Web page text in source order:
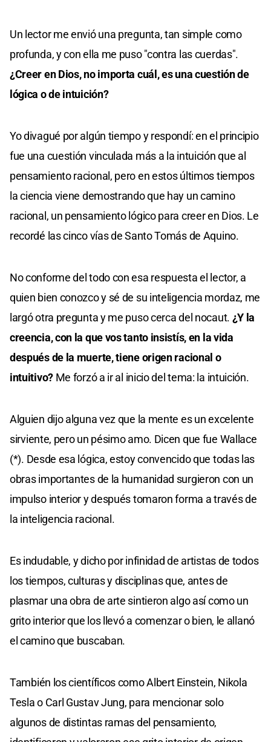
Un lector me envió una pregunta, tan simple como
profunda, y con ella me puso "contra las cuerdas".
¿Creer en Dios, no importa cuál, es una cuestión de
lógica o de intuición?
Yo divagué por algún tiempo y respondí: en el principio
fue una cuestión vinculada más a la intuición que al
pensamiento racional, pero en estos últimos tiempos
la ciencia viene demostrando que hay un camino
racional, un pensamiento lógico para creer en Dios. Le
recordé las cinco vías de Santo Tomás de Aquino.
No conforme del todo con esa respuesta el lector, a
quien bien conozco y sé de su inteligencia mordaz, me
largó otra pregunta y me puso cerca del nocaut. ¿Y la
creencia, con la que vos tanto insistís, en la vida
después de la muerte, tiene origen racional o
intuitivo? Me forzó a ir al inicio del tema: la intuición.
Alguien dijo alguna vez que la mente es un excelente
sirviente, pero un pésimo amo. Dicen que fue Wallace
(*). Desde esa lógica, estoy convencido que todas las
obras importantes de la humanidad surgieron con un
impulso interior y después tomaron forma a través de
la inteligencia racional.
Es indudable, y dicho por infinidad de artistas de todos
los tiempos, culturas y disciplinas que, antes de
plasmar una obra de arte sintieron algo así como un
grito interior que los llevó a comenzar o bien, le allanó
el camino que buscaban.
También los científicos como Albert Einstein, Nikola
Tesla o Carl Gustav Jung, para mencionar solo
algunos de distintas ramas del pensamiento,